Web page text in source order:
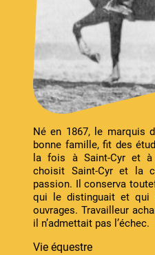
Né en 1867, le marquis
bonne famille, fit des
la fois à Saint-Cyr et à
choisit Saint-Cyr et la
passion. Il conserva
qui le dis­tinguait et qui
ouvrages. Travailleur
il n’admettait pas l’échec.
Vie équestre